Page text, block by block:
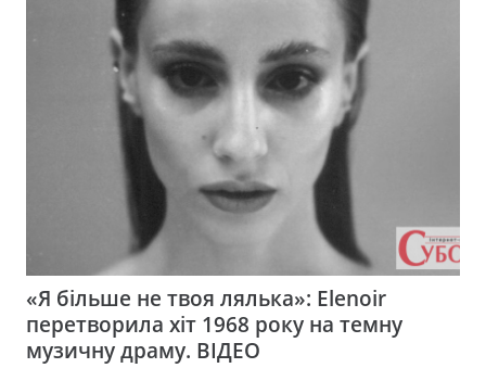
«Я більше не твоя лялька»: Elenoir
перетворила хіт 1968 року на темну
музичну драму. ВІДЕО